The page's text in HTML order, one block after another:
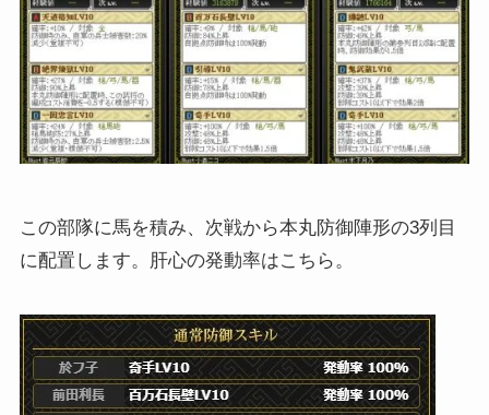
この部隊に馬を積み、次戦から本丸防御陣形の3列目
に配置します。肝心の発動率はこちら。